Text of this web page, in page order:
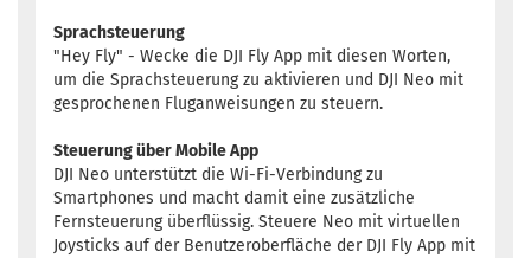
Sprachsteuerung
"Hey Fly" - Wecke die DJI Fly App mit diesen Worten,
um die Sprachsteuerung zu aktivieren und DJI Neo mit
gesprochenen Fluganweisungen zu steuern.
Steuerung über Mobile App
DJI Neo unterstützt die Wi-Fi-Verbindung zu
Smartphones und macht damit eine zusätzliche
Fernsteuerung überflüssig. Steuere Neo mit virtuellen
Joysticks auf der Benutzeroberfläche der DJI Fly App mit